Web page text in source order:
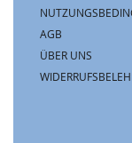
AGB
ÜBER UNS